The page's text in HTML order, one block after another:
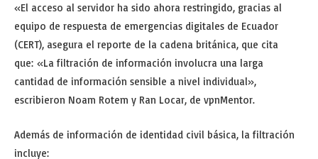
«El acceso al servidor ha sido ahora restringido, gracias al
equipo de respuesta de emergencias digitales de Ecuador
(CERT), asegura el reporte de la cadena británica, que cita
que: «La filtración de información involucra una larga
cantidad de información sensible a nivel individual»,
escribieron Noam Rotem y Ran Locar, de vpnMentor.
Además de información de identidad civil básica, la filtración
incluye: